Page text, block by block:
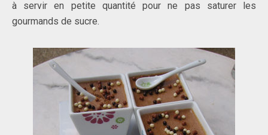
à servir en petite quantité pour ne pas saturer les
gourmands de sucre.